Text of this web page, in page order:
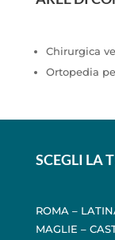
Chirurgica
Ortopedia
SCEGLI LA
ROMA–
MAGLIE –